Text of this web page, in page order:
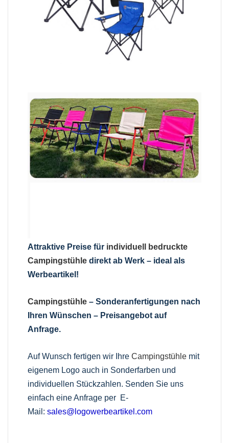
Attraktive Preise für individuell bedruckte
Campingstühle direkt ab Werk – ideal als
Werbeartikel!
Campingstühle – Sonderanfertigungen nach
Ihren Wünschen – Preisangebot auf
Anfrage.
Auf Wunsch fertigen wir IhreCampingstühle mit
eigenem Logo auch in Sonderfarben und
individuellen Stückzahlen. Senden Sie uns
einfach eine Anfrage per E-
Mail:sales@logowerbeartikel.com